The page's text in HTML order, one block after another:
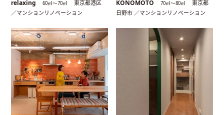
relaxing 60㎡〜70㎡
東京都港区
／マンションリノベーション
KONOMOTO 70㎡〜80㎡
東京都
日野市 ／マンションリノベーション